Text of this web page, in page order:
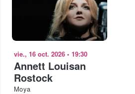
vie., 16 oct. 2026 • 19:30
Annett Louisan
Rostock
Moya